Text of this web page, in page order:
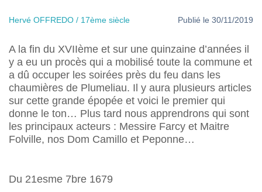
Hervé OFFREDO / 17ème siècle Publié le 30/11/2019
A la fin du XVIIème et sur une quinzaine d’années il
y a eu un procès qui a mobilisé toute la commune et
a dû occuper les soirées près du feu dans les
chaumières de Plumeliau. Il y aura plusieurs articles
sur cette grande épopée et voici le premier qui
donne le ton… Plus tard nous apprendrons qui sont
les principaux acteurs : Messire Farcy et Maitre
Folville, nos Dom Camillo et Peponne…
Du 21esme 7bre 1679